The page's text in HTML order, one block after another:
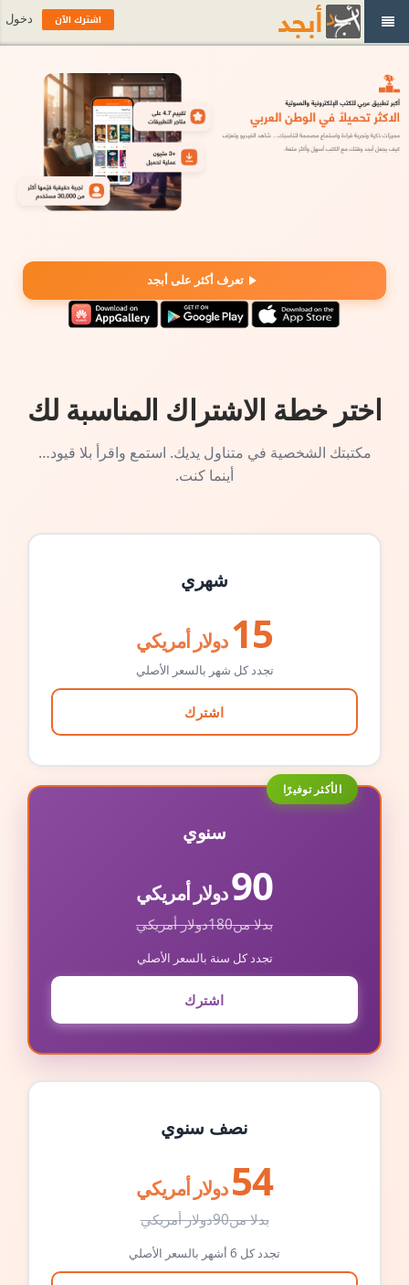
تعرف أكثر على أبجد
اختر خطة الاشتراك المناسبة لك
مكتبتك الشخصية في متناول يديك. استمع واقرأ بلا قيود…
أينما كنت.
شهري
15 دولار أمريكي
تجدد كل شهر بالسعر الأصلي
اشترك
الأكثر توفيرًا
سنوي
90دولار أمريكي
بدلا من180دولار أمريكي
تجدد كل سنة بالسعر الأصلي
اشترك
نصف سنوي
54 دولار أمريكي
بدلا من90دولار أمريكي
تجدد كل 6 أشهر بالسعر الأصلي
اشترك الآن دخول